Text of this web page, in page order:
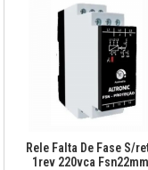
Rele Falta De Fase S/
1rev 220vca